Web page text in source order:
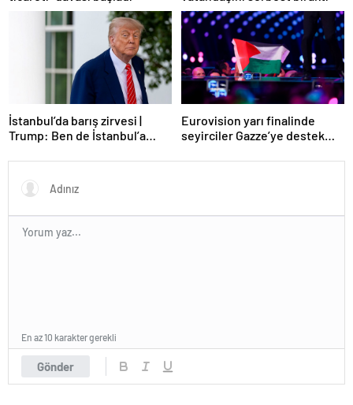
İstanbul’da barış zirvesi |
Trump: Ben de İstanbul’a
Eurovision yarı finalinde
seyirciler Gazze’ye destek
Gönder
En az 10 karakter gerekli